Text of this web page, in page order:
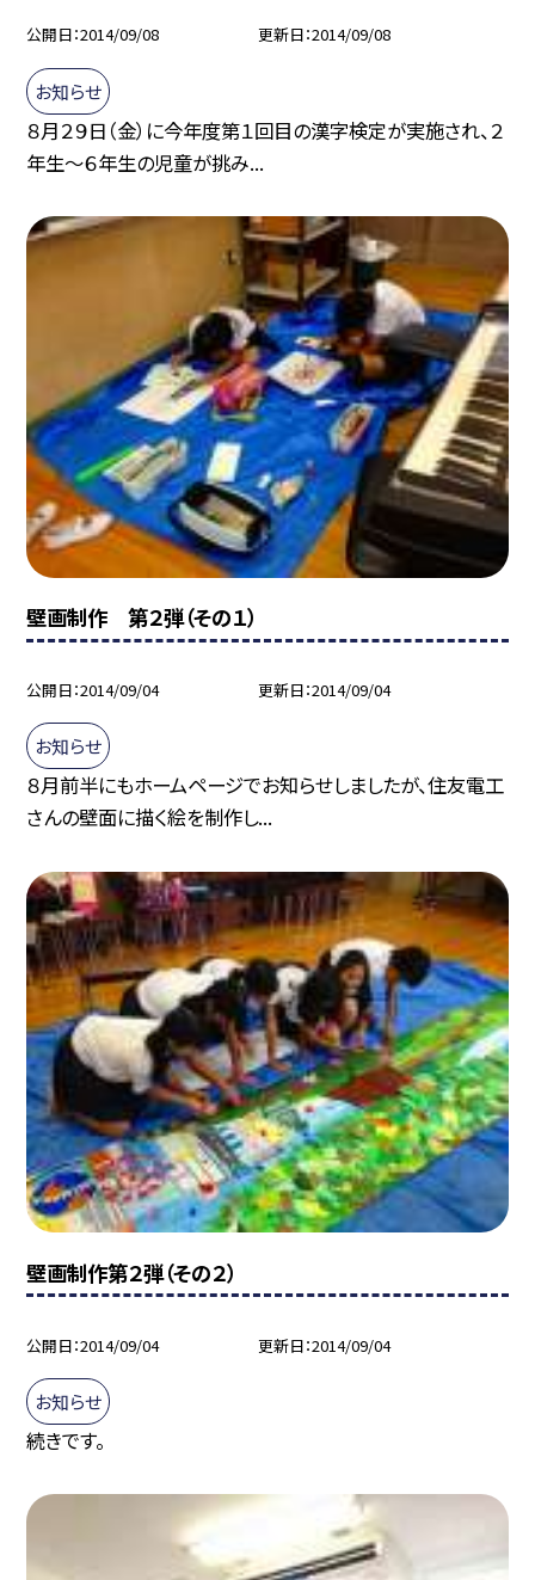
公開日 2014/09/08 更新日 2014/09/08
お知らせ
８月２９日（金）に今年度第１回目の漢字検定が実施され、２
年生〜６年生の児童が挑み...
壁画制作 第２弾（その１）
公開日 2014/09/04 更新日 2014/09/04
お知らせ
８月前半にもホームページでお知らせしましたが、住友電工
さんの壁面に描く絵を制作し...
壁画制作第２弾（その２）
公開日 2014/09/04 更新日 2014/09/04
お知らせ
続きです。